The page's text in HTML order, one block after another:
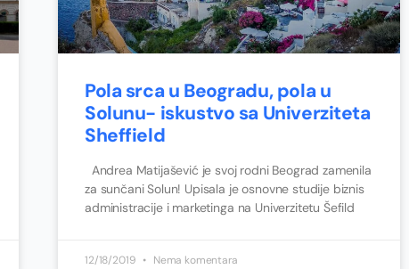
Pola srca u Beogradu, pola u
Solunu- iskustvo sa Univerziteta
Sheffield
Andrea Matijašević je svoj rodni Beograd zamenila
za sunčani Solun! Upisala je osnovne studije biznis
administracije i marketinga na Univerzitetu Šefild
12/18/2019 Nema komentara